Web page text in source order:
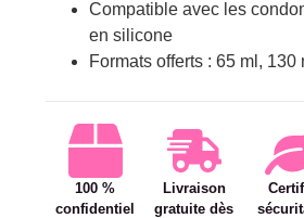
Compatible avec les
en silicone
Formats offerts : 65 ml, 130
100 %
confidentiel
Livraison
gratuite dès